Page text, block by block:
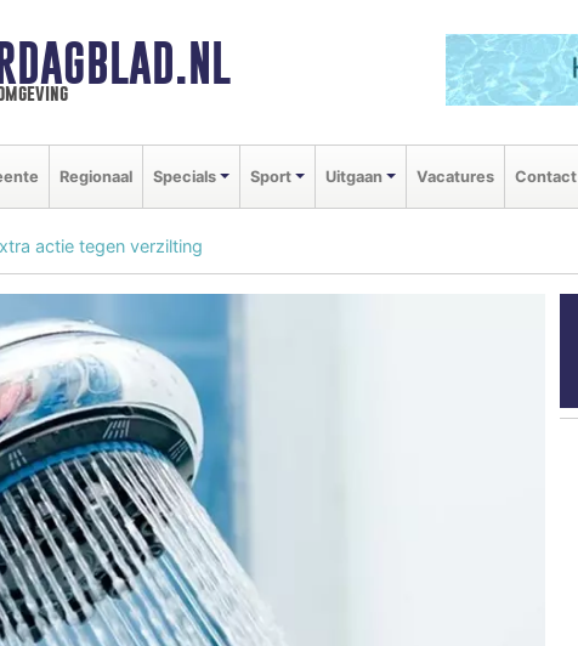
Regionaal Specials Sport Uitgaan Vacatures Contact
actie tegen verzilting